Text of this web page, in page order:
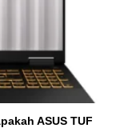
ASUS TUF